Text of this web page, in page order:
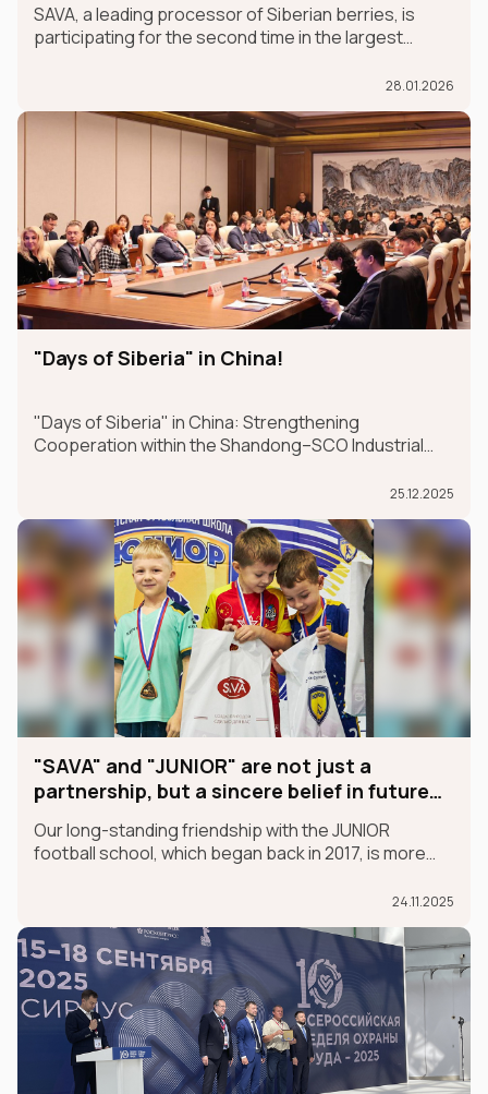
SAVA, a leading processor of Siberian berries, is
participating for the second time in the largest
the MADE IN RUSSIA exhibit, which is taking place in
Dubai from January 26-30.
28.01.2026
"Days of Siberia" in China!
"Days of Siberia" in China: Strengthening
Cooperation within the Shandong–SCO Industrial
25.12.2025
"SAVA" and "JUNIOR" are not just a
partnership, but a sincere belief in future
Our long-standing friendship with the JUNIOR
football school, which began back in 2017, is more
24.11.2025